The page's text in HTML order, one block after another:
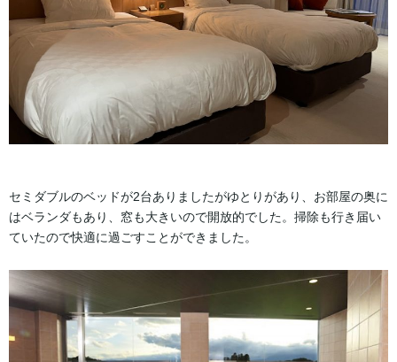
セミダブルのベッドが2台ありましたがゆとりがあり、お部屋の奥に
はベランダもあり、窓も大きいので開放的でした。掃除も行き届い
ていたので快適に過ごすことができました。